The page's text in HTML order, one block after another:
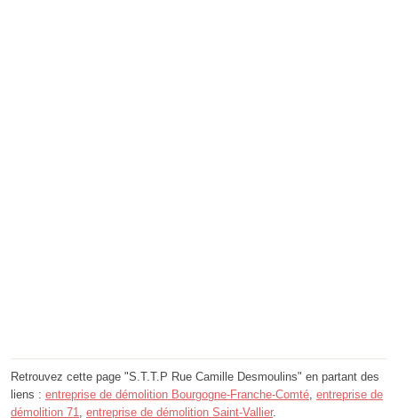
Retrouvez cette page "S.T.T.P Rue Camille Desmoulins" en partant des
liens : entreprise de démolition Bourgogne-Franche-Comté entreprise de
démolition 71
entreprise de démolition Saint-Vallier.